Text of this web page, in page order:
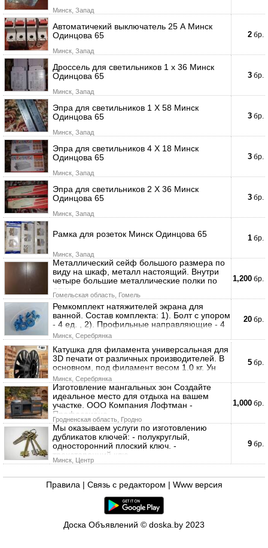
Минск, Запад
Автоматичекий выключатель 25 А Минск
Одинцова 65
Минск, Запад
2 бр.
Дроссель для светильников 1 х 36 Минск
Одинцова 65
Минск, Запад
3 бр.
Эпра для светильников 1 Х 58 Минск
Одинцова 65
Минск, Запад
3 бр.
Эпра для светильников 4 Х 18 Минск
Одинцова 65
Минск, Запад
3 бр.
Эпра для светильников 2 Х 36 Минск
Одинцова 65
Минск, Запад
3 бр.
Рамка для розеток Минск Одинцова 65
Минск, Запад
1 бр.
Металлический сейф большого размера по
виду на шкаф, металл настоящий. Внутри
четыре большие металлические полки по
длин
Гомельская область, Гомель
1,200 бр.
Ремкомплект натяжителей экрана для
ванной. Состав комплекта: 1). Болт с упором
- 4 ед. , 2). Профильные направляющие - 4
Минск, Серебрянка
20 бр.
Катушка для филамента универсальная для
3D печати от различных производителей. В
основном, под филамент весом 1.0 кг. Ун
Минск, Серебрянка
5 бр.
Изготовление мангальных зон Создайте
идеальное место для отдыха на вашем
участке. ООО Компания Лофтман -
Профессиона
Гродненская область, Гродно
1,000 бр.
Мы оказываем услуги по изготовлению
дубликатов ключей: - полукруглый,
односторонний плоский ключ. -
трехсторонний клю
Минск, Центр
9 бр.
Правила Связь с редактором Www версия
Доска Объявлений © doska.by 2023